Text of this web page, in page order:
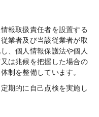
報取扱責任者を設置する
業者及び当該従業者が取
、個人情報保護法や個人
は兆候を把握した場合の
制を整備しています。
期的に自己点検を実施し